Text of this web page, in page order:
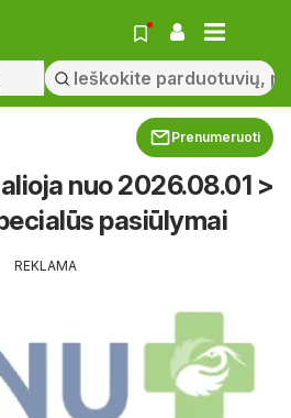
Prenumeruoti
nuo 2026.08.01 >
pasiūlymai
REKLAMA